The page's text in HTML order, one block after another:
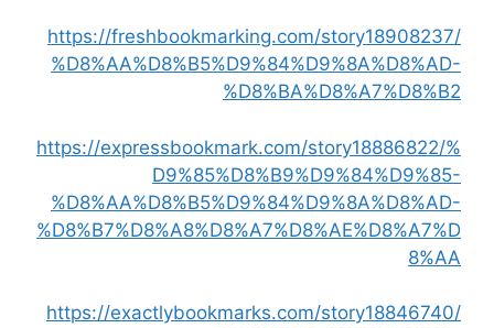
https://freshbookmarking.com/story18908237/
%D8%AA%D8%B5%D9%84%D9%8A%D8%AD-
%D8%BA%D8%A7%D8%B2
https://expressbookmark.com/story18886822/%
D9%85%D8%B9%D9%84%D9%85-
%D8%AA%D8%B5%D9%84%D9%8A%D8%AD-
%D8%B7%D8%A8%D8%A7%D8%AE%D8%A7%D
8%AA
https://exactlybookmarks.com/story18846740/